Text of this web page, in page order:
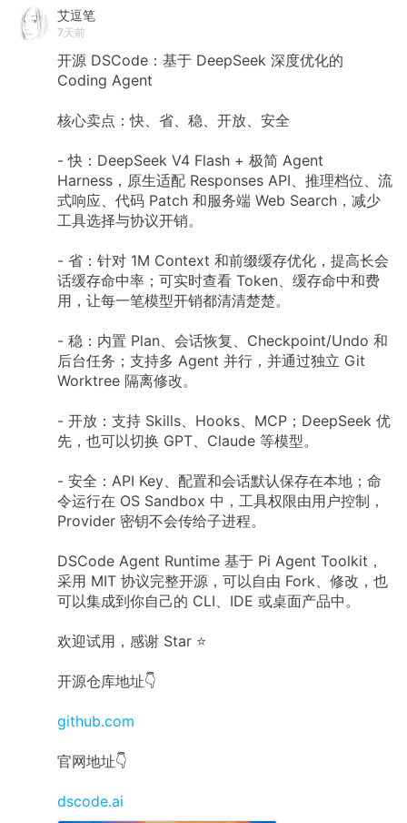
艾逗笔
7天前
开源 DSCode：基于 DeepSeek 深度优化的
Coding Agent
核心卖点：快、省、稳、开放、安全
- 快：DeepSeek V4 Flash + 极简 Agent
Harness，原生适配 Responses API、推理档位、流
式响应、代码 Patch 和服务端 Web Search，减少
工具选择与协议开销。
- 省：针对 1M Context 和前缀缓存优化，提高长会
话缓存命中率；可实时查看 Token、缓存命中和费
用，让每一笔模型开销都清清楚楚。
- 稳：内置 Plan、会话恢复、Checkpoint/Undo 和
后台任务；支持多 Agent 并行，并通过独立 Git
Worktree 隔离修改。
- 开放：支持 Skills、Hooks、MCP；DeepSeek 优
先，也可以切换 GPT、Claude 等模型。
- 安全：API Key、配置和会话默认保存在本地；命
令运行在 OS Sandbox 中，工具权限由用户控制，
Provider 密钥不会传给子进程。
DSCode Agent Runtime 基于 Pi Agent Toolkit，
采用 MIT 协议完整开源，可以自由 Fork、修改，也
可以集成到你自己的 CLI、IDE 或桌面产品中。
欢迎试用，感谢 Star ⭐
开源仓库地址👇
github.com
官网地址👇
dscode.ai